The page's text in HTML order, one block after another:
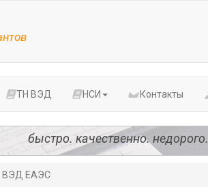
ТН ВЭД НСИ Контакты
быстро. качественно. недорого.
ВЭД ЕАЭС